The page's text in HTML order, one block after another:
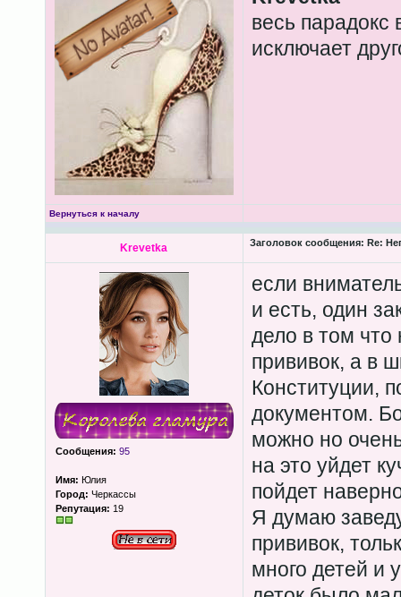
весь парадокс
исключает
Вернуться к началу
Krevetkа Заголовок сообщения: Re:
Сообщения: 95
Имя: Юлия
Город: Черкассы
Репутация: 19
если
и есть, один
дело в том что
прививок, а в
Конституции,
документом.
можно но
на это уйдет
пойдет
Я думаю
прививок,
много детей и